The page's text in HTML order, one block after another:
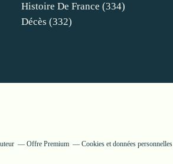
Histoire De France (334)
Décès (332)
Offre Premium Cookies et données personnelles